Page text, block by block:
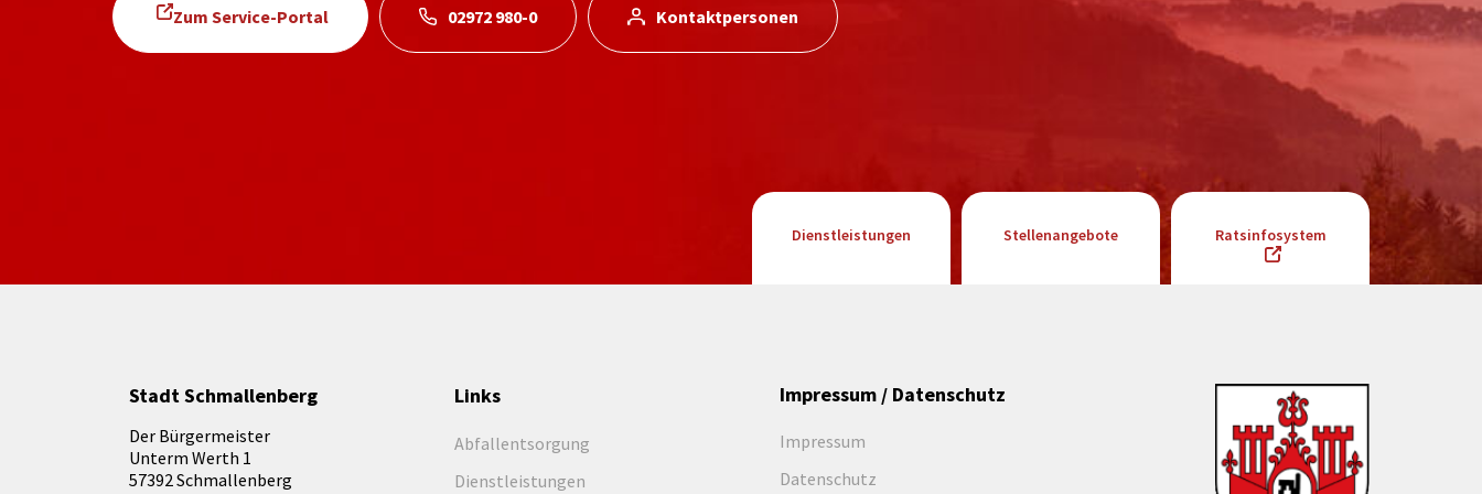
Zum Service-Portal 02972 980-0 Kontaktpersonen
Dienstleistungen Stellenangebote Ratsinfosystem
Stadt Schmallenberg
Der Bürgermeister
Unterm Werth 1
57392 Schmallenberg
Links
Abfallentsorgung
Dienstleistungen
Impressum / Datenschutz
Impressum
Datenschutz